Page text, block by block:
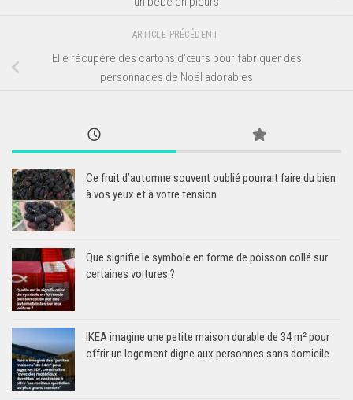
ARTICLE PRÉCÉDENT
Elle récupère des cartons d’œufs pour fabriquer des
personnages de Noël adorables
Ce fruit d’automne souvent oublié pourrait faire du bien
à vos yeux et à votre tension
Que signifie le symbole en forme de poisson collé sur
certaines voitures ?
IKEA imagine une petite maison durable de 34 m² pour
offrir un logement digne aux personnes sans domicile